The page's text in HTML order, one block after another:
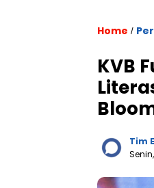
Home /
KVB
Tim